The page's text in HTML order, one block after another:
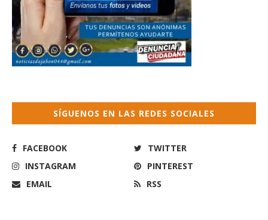
SÍGUENOS EN LAS REDES SOCIALES
FACEBOOK
TWITTER
INSTAGRAM
PINTEREST
EMAIL
RSS